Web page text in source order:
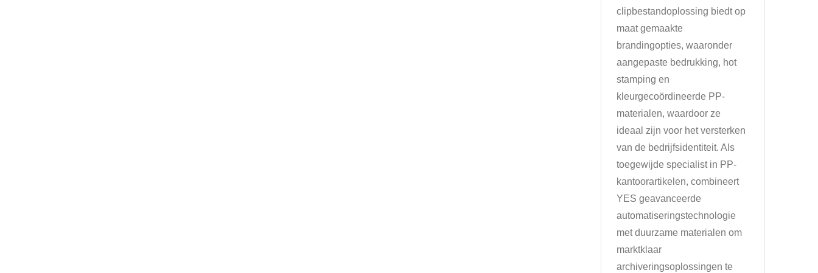
clipbestandoplossing biedt op
maat gemaakte
brandingopties, waaronder
aangepaste bedrukking, hot
stamping en
kleurgecoördineerde PP-
materialen, waardoor ze
ideaal zijn voor het versterken
van de bedrijfsidentiteit. Als
toegewijde specialist in PP-
kantoorartikelen, combineert
YES geavanceerde
automatiseringstechnologie
met duurzame materialen om
marktklaar
archiveringsoplossingen te